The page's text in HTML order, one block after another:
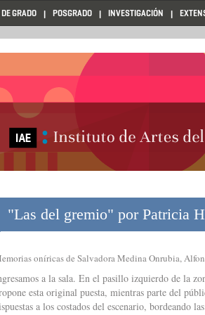
GRADO POSGRADO INVESTIGACIÓN
"Las del gremio" por Patricia
oníricas de Salvadora Medina Onrubia,
a la sala. En el pasillo izquierdo de la
esta original puesta, mientras parte del
a los costados del escenario, bordeando